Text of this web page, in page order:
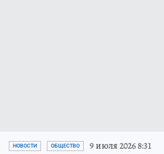
НОВОСТИ ОБЩЕСТВО 9 июля 2026 8:31